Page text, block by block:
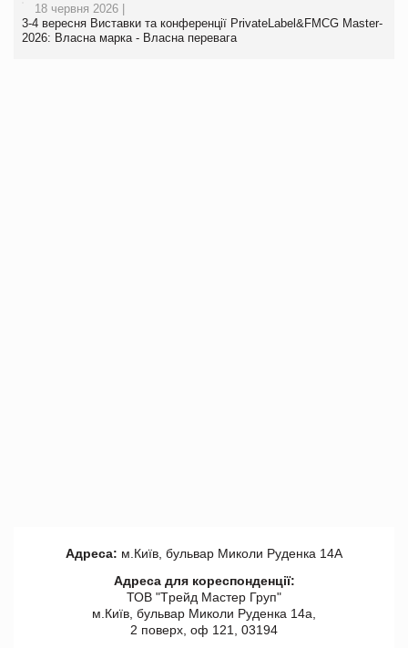
18 червня 2026 |
3-4 вересня Виставки та конференції PrivateLabel&FMCG Master-
2026: Власна марка - Власна перевага
Адреса: м.Київ, бульвар Миколи Руденка 14А
Адреса для кореспонденції:
ТОВ "Tрейд Мастер Груп"
м.Київ, бульвар Миколи Руденка 14а,
2 поверх, оф 121, 03194